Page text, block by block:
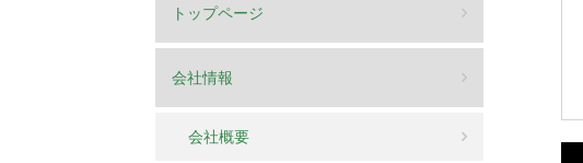
トップページ
会社情報
会社概要